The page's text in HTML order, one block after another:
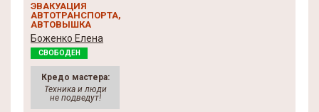
ЭВАКУАЦИЯ
АВТОТРАНСПОРТА,
АВТОВЫШКА
Боженко Елена
СВОБОДЕН
Кредо мастера:
Техника и люди
не подведут!